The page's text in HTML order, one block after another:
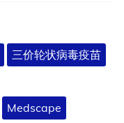
三价轮状病毒疫苗
Medscape